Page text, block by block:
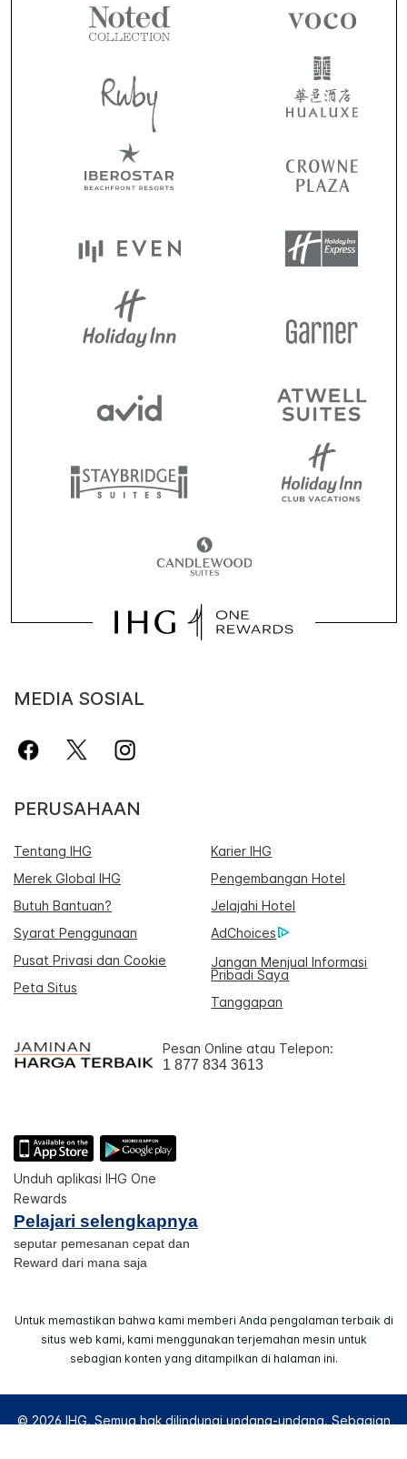
MEDIA SOSIAL
PERUSAHAAN
Tentang IHG
Karier IHG
Merek Global IHG
Pengembangan Hotel
Butuh Bantuan?
Jelajahi Hotel
Syarat Penggunaan
AdChoices
Pusat Privasi dan Cookie
Jangan Menjual Informasi
Pribadi Saya
Peta Situs
Tanggapan
Pesan Online atau Telepon:
1 877 834 3613
Unduh aplikasi IHG One
Rewards
Pelajari selengkapnya
seputar pemesanan cepat dan
Reward dari mana saja
Untuk memastikan bahwa kami memberi Anda pengalaman terbaik di
situs web kami, kami menggunakan terjemahan mesin untuk
sebagian konten yang ditampilkan di halaman ini.
© 2026 IHG. Semua hak dilindungi undang-undang. Sebagian